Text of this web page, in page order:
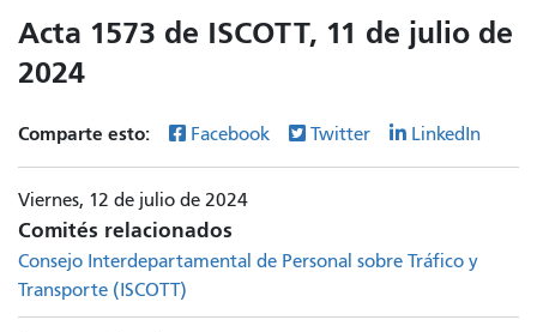
Acta 1573 de ISCOTT, 11 de julio de
2024
Comparte esto: Facebook Twitter LinkedIn
Viernes, 12 de julio de 2024
Comités relacionados
Consejo Interdepartamental de Personal sobre Tráfico y
Transporte (ISCOTT)